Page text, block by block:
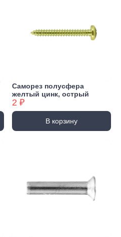
Саморез полусфера
желтый цинк, острый
2 ₽
В корзину